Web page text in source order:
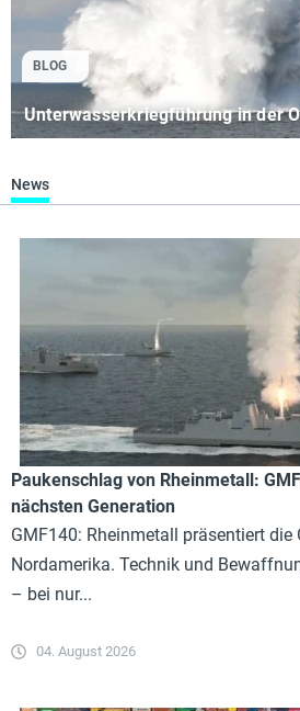
BLOG
Unterwasserkriegführung in der
News
Paukenschlag von Rheinmetall:
nächsten Generation
GMF140: Rheinmetall präsentiert die
Nordamerika. Technik und
– bei nur...
04. August 2026